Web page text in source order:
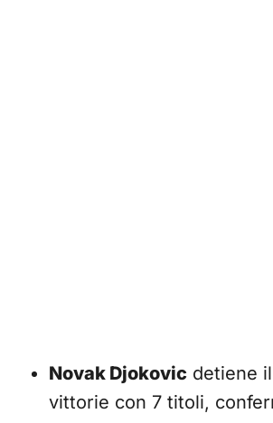
Novak Djokovic detiene
vittorie con 7 titoli,